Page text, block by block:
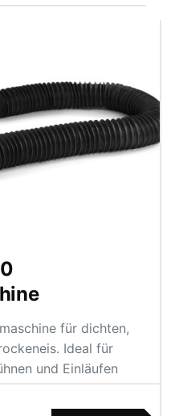
für dichten,
Ideal für
und Einläufen